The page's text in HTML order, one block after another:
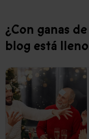
¿Con ganas
blog está